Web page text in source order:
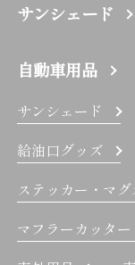
サンシェード
自動車用品
サンシェード
給油口グッズ
ステッカー・マグ
マフラーカッター